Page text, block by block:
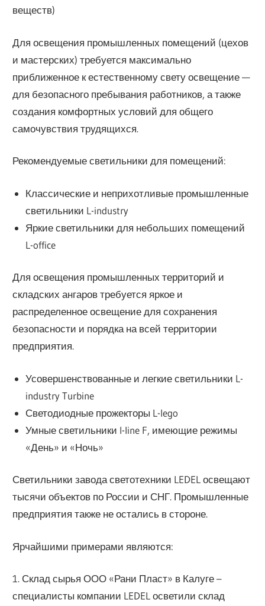
веществ)
Для освещения промышленных помещений (цехов
и мастерских) требуется максимально
приближенное к естественному свету освещение —
для безопасного пребывания работников, а также
создания комфортных условий для общего
самочувствия трудящихся.
Рекомендуемые светильники для помещений:
Классические и неприхотливые промышленные
светильники L-industry
Яркие светильники для небольших помещений
L-office
Для освещения промышленных территорий и
складских ангаров требуется яркое и
распределенное освещение для сохранения
безопасности и порядка на всей территории
предприятия.
Усовершенствованные и легкие светильники L-
industry Turbine
Светодиодные прожекторы L-lego
Умные светильники l-line F, имеющие режимы
«День» и «Ночь»
Светильники завода светотехники LEDEL освещают
тысячи объектов по России и СНГ. Промышленные
предприятия также не остались в стороне.
Ярчайшими примерами являются:
1. Склад сырья ООО «Рани Пласт» в Калуге –
специалисты компании LEDEL осветили склад